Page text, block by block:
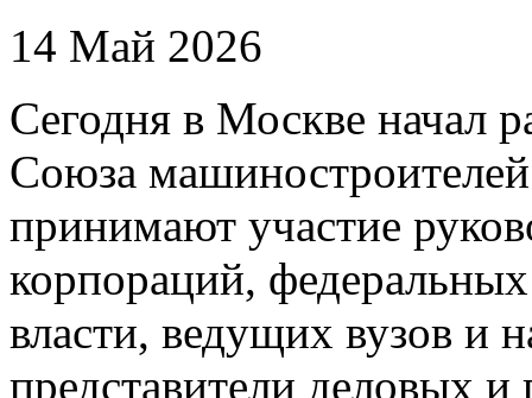
14 Май 2026
Сегодня в Москве начал
Союза
принимают участие
корпораций,
власти, ведущих вузов и
представители деловых